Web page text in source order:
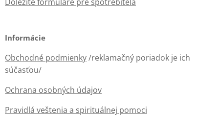
Informácie
Obchodné podmienky/reklamačný poriadok je ich
súčasťou/
Ochrana osobných údajov
Pravidlá veštenia a spirituálnej pomoci